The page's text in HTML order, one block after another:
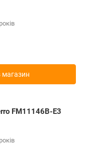
магазин
FM11146B-E3